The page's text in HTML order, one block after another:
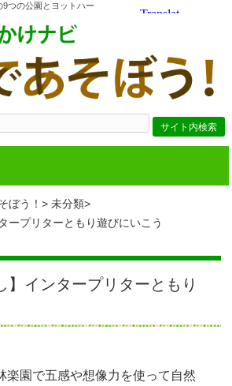
つの公園とヨットハー
ぼう！
未分類
ープリターともり遊びにいこう
】インタープリターともり
楽園で五感や想像力を使って自然